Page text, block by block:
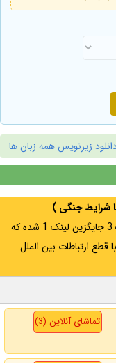
زیرنویس همه زبان ها
شرایط جنگی )
اگر از ایران به آدرس مخفی متصل هستید ، لینک 3 جایگزین لینک 1 شده که
ارتباطات بین الملل
تماشای آنلاین (3)